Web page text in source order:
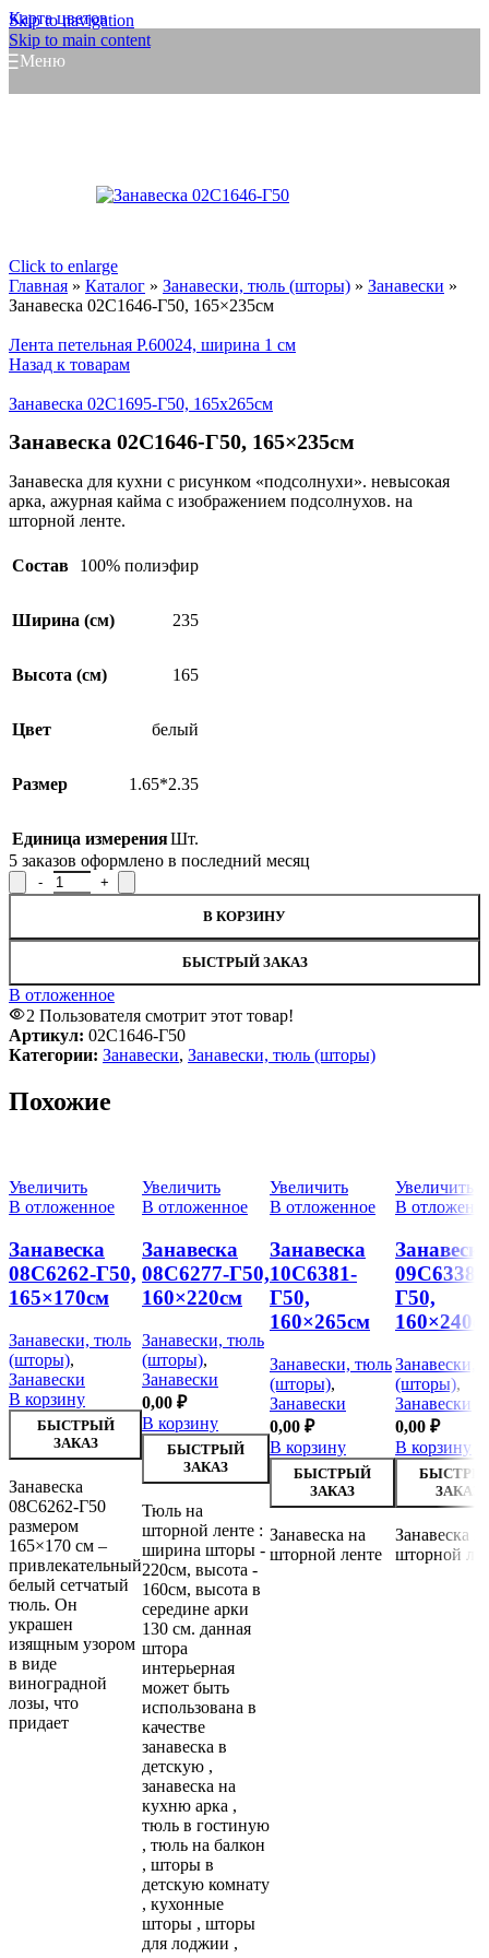
Карта цветов
Skip to navigation
Skip to main content
Меню
Click to enlarge
Главная » Каталог » Занавески, тюль (шторы) » Занавески »
Занавеска 02С1646-Г50, 165×235см
Лента петельная Р.60024, ширина 1 см
Назад к товарам
Занавеска 02С1695-Г50, 165x265см
Занавеска 02С1646-Г50, 165×235см
Занавеска для кухни с рисунком «подсолнухи». невысокая
арка, ажурная кайма с изображением подсолнухов. на
шторной ленте.
Состав 100% полиэфир
Ширина (см) 235
Высота (см) 165
Цвет белый
Размер 1.65*2.35
Единица измеренияШт.
5 заказов оформлено в последний месяц
Количество товара Занавеска 02С1646-Г50, 165x235см
В КОРЗИНУ
БЫСТРЫЙ ЗАКАЗ
В отложенное
2 Пользователя смотрит этот товар!
Артикул: 02С1646-Г50
Категории: Занавески, Занавески, тюль (шторы)
Похожие
Увеличить
В отложенное
Занавеска
08С6262-Г50,
165×170см
Занавески, тюль
(шторы),
Занавески
В корзину
БЫСТРЫЙ
ЗАКАЗ
Занавеска
08С6262-Г50
размером
165×170 см –
привлекательный
белый сетчатый
тюль. Он
украшен
изящным узором
в виде
виноградной
лозы, что
придает
Увеличить
В отложенное
Занавеска
08С6277-Г50,
160×220см
Занавески, тюль
(шторы),
Занавески
0,00 ₽
В корзину
БЫСТРЫЙ
ЗАКАЗ
Тюль на
шторной ленте :
ширина шторы -
220см, высота -
160см, высота в
середине арки
130 см. данная
штора
интерьерная
может быть
использована в
качестве
занавеска в
детскую ,
занавеска на
кухню арка ,
тюль в гостиную
, тюль на балкон
, шторы в
детскую комнату
, кухонные
шторы , шторы
для лоджии ,
Увеличить
В отложенное
Занавеска
10С6381-
Г50,
160×265см
Занавески, тюль
(шторы),
Занавески
0,00 ₽
В корзину
БЫСТРЫЙ
ЗАКАЗ
Занавеска на
шторной ленте
Увеличить
В
09С6338-
Г50,
Занавески,
(шторы),
Занавески
0,00 ₽
В корзину
ЗАКАЗ
Занавеска
шторной